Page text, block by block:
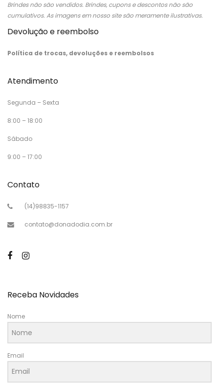
Brindes não são vendidos. Brindes, cupons e descontos não são
cumulativos. As imagens em nosso site são meramente ilustrativas.
Devolução e reembolso
Política de trocas, devoluções e reembolsos
Atendimento
Segunda – Sexta
8:00 – 18:00
Sábado
9:00 – 17:00
Contato
(14)98835-1157
contato@donadodia.com.br
Receba Novidades
Nome
Email